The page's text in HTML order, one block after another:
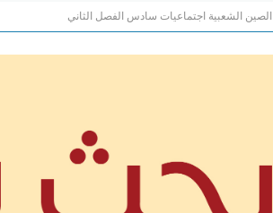
الشعبية اجتماعيات سادس الفصل الثاني